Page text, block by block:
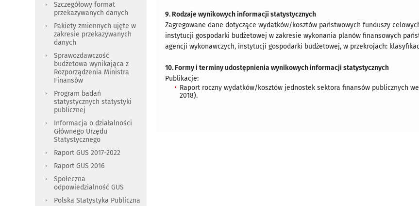
9. Rodzaje wynikowych informacji statystycznych
Zagregowane dane dotyczące wydatków/kosztów państwowych funduszy
instytucji gospodarki budżetowej w zakresie wykonania planów finansowych
agencji wykonawczych, instytucji gospodarki budżetowej, w przekrojach:
10. Formy i terminy udostępnienia wynikowych informacji statystycznych
Publikacje:
Raport roczny wydatków/kosztów jednostek sektora finansów publicznych
2018).
Szczegółowy format
przekazywanych danych
Pakiety zmiennych ujęte w
zakresie przekazywanych
danych
Sprawozdawczość
budżetowa wynikająca z
Rozporządzenia Ministra
Finansów
Program badań
statystycznych statystyki
publicznej
Informacja o działalności
Głównego Urzędu
Statystycznego
Raport GUS 2017-2022
Raport GUS 2016
Społeczna
odpowiedzialność GUS
Polska Statystyka Publiczna